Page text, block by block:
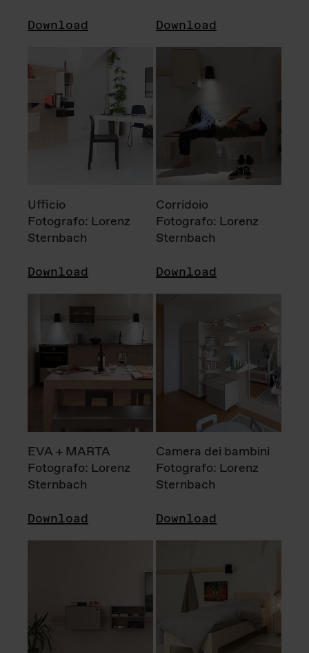
Download Download
Ufficio
Fotografo: Lorenz
Sternbach
Download
Corridoio
Fotografo: Lorenz
Sternbach
Download
EVA + MARTA
Fotografo: Lorenz
Sternbach
Download
Camera dei bambini
Fotografo: Lorenz
Sternbach
Download